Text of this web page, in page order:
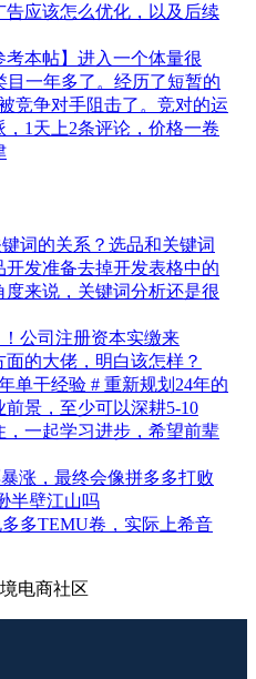
应该怎么优化，以及后续
考本帖】进入一个体量很
目一年多了。经历了短暂的
竞争对手阻击了。竞对的运
1天上2条评论，价格一卷
词的关系？选品和关键词
发准备去掉开发表格中的
来说，关键词分析还是很
公司注册资本实缴来
的大佬，明白该怎样？
单干经验 # 重新规划24年的
景，至少可以深耕5-10
一起学习进步，希望前辈
涨，最终会像拼多多打败
半壁江山吗
多TEMU卷，实际上希音
电商社区